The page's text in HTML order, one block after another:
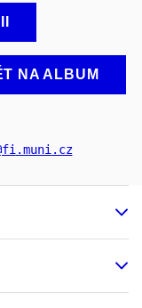
NA ALBUM
.muni.cz